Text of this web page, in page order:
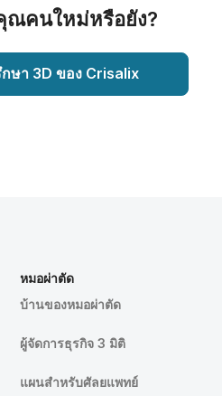
คนใหม่หรือยัง?
ษา 3D ของ Crisalix
หมอผ่าตัด
บ้านของหมอผ่าตัด
ผู้จัดการธุรกิจ 3 มิติ
แผนสำหรับศัลยแพทย์